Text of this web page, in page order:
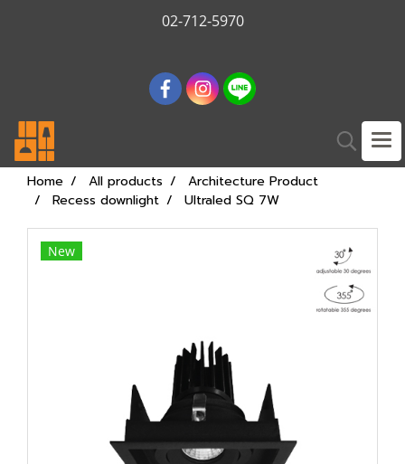
02-712-5970
Home All products
Architecture Product
Recess downlight
Ultraled SQ 7W
New